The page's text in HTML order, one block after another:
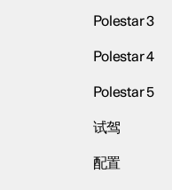
Polestar 3
Polestar 4
Polestar 5
试驾
配置